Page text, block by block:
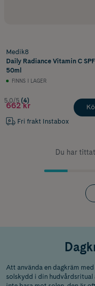
Medik8
Daily Radiance Vitamin C
50ml
FINNS I LAGER
5.0/5 (4)
662 kr
Fri frakt Instabox
Du har
Att använda en dagkräm
solskydd i din hudvårdsritual